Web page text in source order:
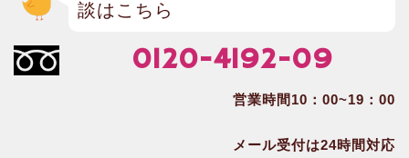
談はこちら
0120-4192-09
営業時間10：00~19：00
メール受付は24時間対応